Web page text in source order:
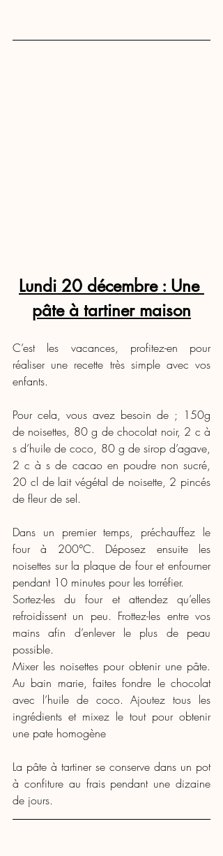
Lundi 20 décembre : Une
pâte à tartiner maison
C’est les vacances, profitez-en pour
réaliser une recette très simple avec vos
enfants.
Pour cela, vous avez besoin de ; 150g
de noisettes, 80 g de chocolat noir, 2 c à
s d’huile de coco, 80 g de sirop d’agave,
2 c à s de cacao en poudre non sucré,
20 cl de lait végétal de noisette, 2 pincés
de fleur de sel.
Dans un premier temps, préchauffez le
four à 200°C. Déposez ensuite les
noisettes sur la plaque de four et enfourner
pendant 10 minutes pour les torréfier.
Sortez-les du four et attendez qu’elles
refroidissent un peu. Frottez-les entre vos
mains afin d’enlever le plus de peau
possible.
Mixer les noisettes pour obtenir une pâte.
Au bain marie, faites fondre le chocolat
avec l’huile de coco. Ajoutez tous les
ingrédients et mixez le tout pour obtenir
une pate homogène
La pâte à tartiner se conserve dans un pot
à confiture au frais pendant une dizaine
de jours.